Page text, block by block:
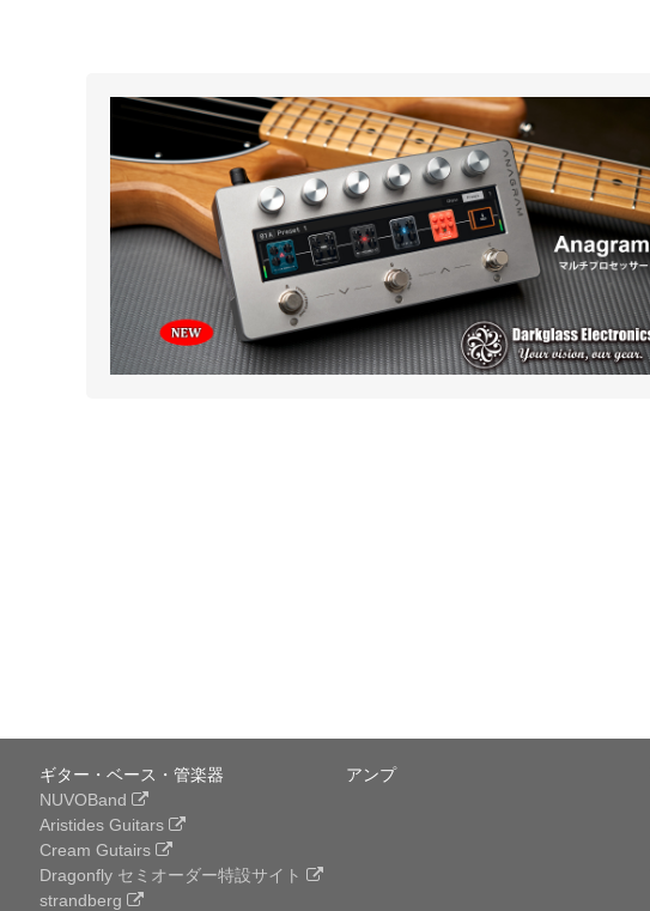
ギター・ベース・管楽器
NUVOBand
Aristides Guitars
Cream Gutairs
Dragonfly セミオーダー特設サイト
strandberg
アンプ